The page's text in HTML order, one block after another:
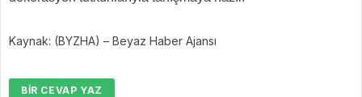
Kaynak: (BYZHA) – Beyaz Haber Ajansı
BIR CEVAP YAZ